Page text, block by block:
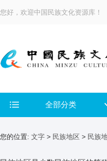
您好，欢迎中国民族文化资源库！
全部分类
您的位置: 文字 > 民族地区 > 民族